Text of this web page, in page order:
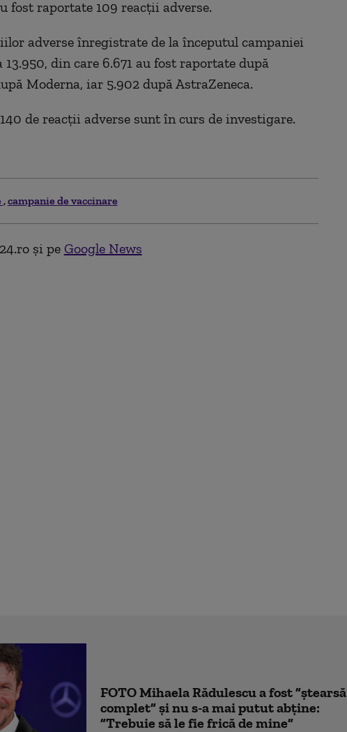
fost raportate 109 reacții adverse.
adverse înregistrate de la începutul campaniei
13.950, din care 6.671 au fost raportate după
Moderna, iar 5.902 după AstraZeneca.
de reacții adverse sunt în curs de investigare.
campanie de vaccinare
și pe Google News
FOTO Mihaela Rădulescu a fost ”ștearsă
complet” și nu s-a mai putut abține:
”Trebuie să le fie frică de mine”